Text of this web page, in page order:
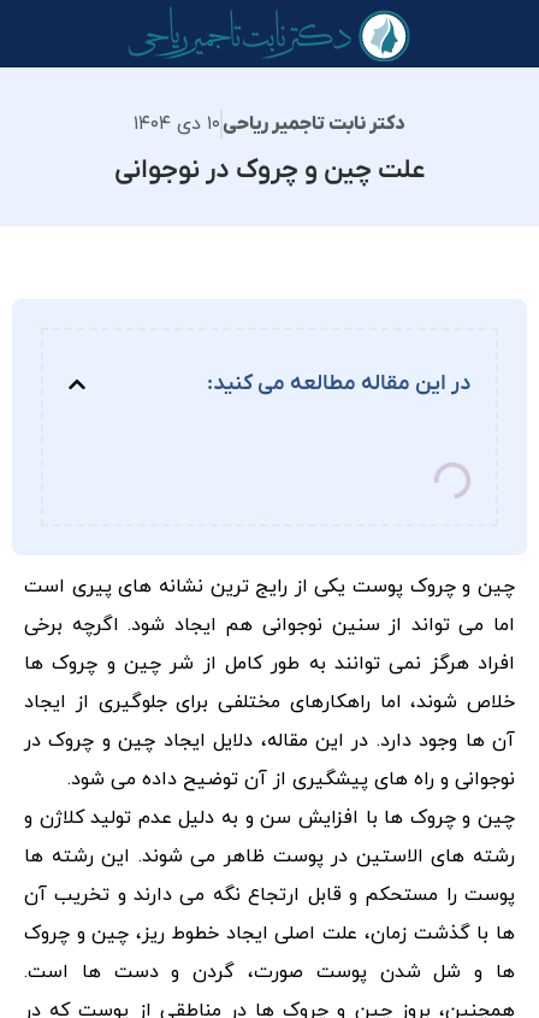
دکتر نابت تاجمیر ریاحی۱۰ دی ۱۴۰۴
علت چین و چروک در نوجوانی
در این مقاله مطالعه می کنید:
چین و چروک پوست یکی از رایج ترین نشانه های پیری است
اما می تواند از سنین نوجوانی هم ایجاد شود. اگرچه برخی
افراد هرگز نمی توانند به طور کامل از شر چین و چروک ها
خلاص شوند، اما راهکارهای مختلفی برای جلوگیری از ایجاد
آن ها وجود دارد. در این مقاله، دلایل ایجاد چین و چروک در
نوجوانی و راه های پیشگیری از آن توضیح داده می شود.
چین و چروک ها با افزایش سن و به دلیل عدم تولید کلاژن و
رشته های الاستین در پوست ظاهر می شوند. این رشته ها
پوست را مستحکم و قابل ارتجاع نگه می دارند و تخریب آن
ها با گذشت زمان، علت اصلی ایجاد خطوط ریز، چین و چروک
ها و شل شدن پوست صورت، گردن و دست ها است.
همچنین، بروز چین و چروک ها در مناطقی از پوست که در